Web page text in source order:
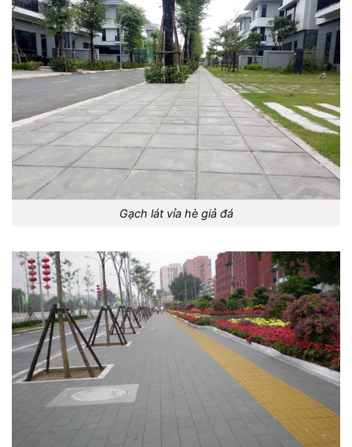
Gạch lát vỉa hè giả đá